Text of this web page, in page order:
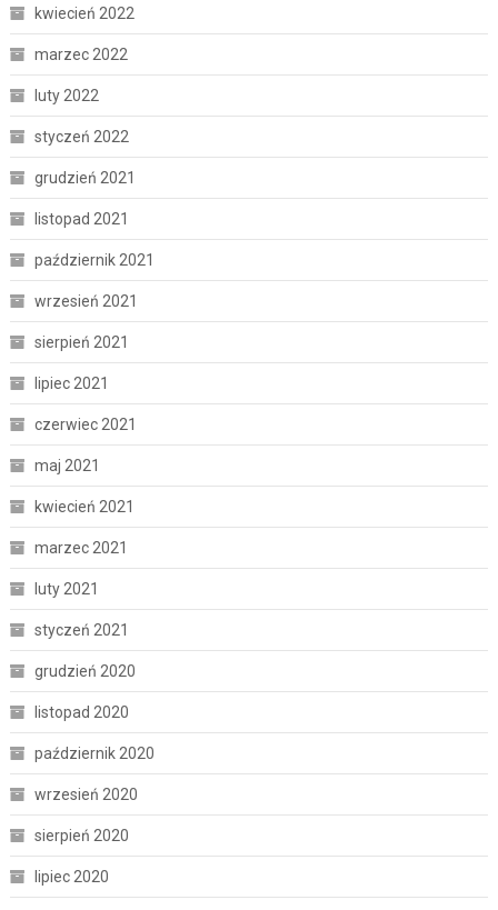
kwiecień 2022
marzec 2022
luty 2022
styczeń 2022
grudzień 2021
listopad 2021
październik 2021
wrzesień 2021
sierpień 2021
lipiec 2021
czerwiec 2021
maj 2021
kwiecień 2021
marzec 2021
luty 2021
styczeń 2021
grudzień 2020
listopad 2020
październik 2020
wrzesień 2020
sierpień 2020
lipiec 2020